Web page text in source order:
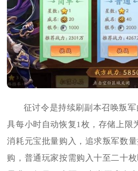
征讨令是持续刷副本召唤叛
具每小时自动恢复1枚，存储上限
消耗元宝批量购入，追求叛军数
购，普通玩家按需购入十至二十